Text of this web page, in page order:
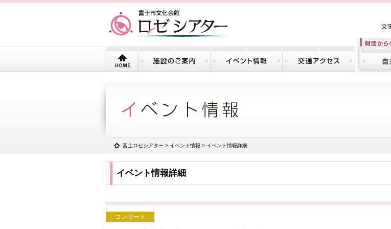
富士ロゼシアター > イベント情報 > イベント情報詳細
イベント情報詳細
コンサート